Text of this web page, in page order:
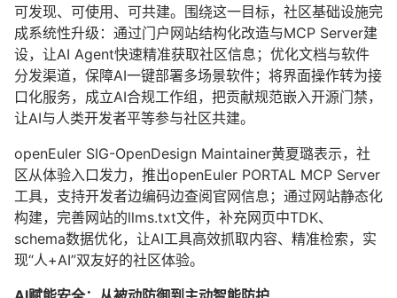
可发现、可使用、可共建。围绕这一目标，社区基础设施完
成系统性升级：通过门户网站结构化改造与MCP Server建
设，让AI Agent快速精准获取社区信息；优化文档与软件
分发渠道，保障AI一键部署多场景软件；将界面操作转为接
口化服务，成立AI合规工作组，把贡献规范嵌入开源门禁，
让AI与人类开发者平等参与社区共建。
openEuler SIG-OpenDesign Maintainer黄夏璐表示，社
区从体验入口发力，推出openEuler PORTAL MCP Server
工具，支持开发者边编码边查阅官网信息；通过网站静态化
构建，完善网站的llms.txt文件，补充网页中TDK、
schema数据优化，让AI工具高效抓取内容、精准检索，实
现“人+AI”双友好的社区体验。